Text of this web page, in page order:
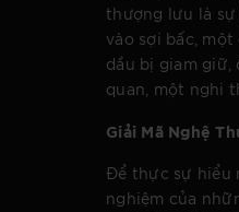
thượng lưu là sự
vào sợi bấc,
dầu bị giam giữ,
quan, một nghi
Giải Mã Nghệ
Để thực sự hiểu
nghiệm của